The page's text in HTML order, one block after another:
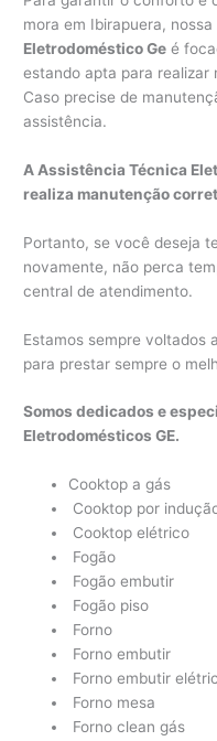
mora em Ibirapuera, nossa
Eletrodoméstico Ge é
estando apta para
Caso precise de
assistência.
A Assistência Técnica
realiza manutenção
Portanto, se você deseja
novamente, não perca
central de atendimento.
Estamos sempre voltados
para prestar sempre o
Somos dedicados e
Eletrodomésticos GE.
Cooktop a gás
Cooktop por
Cooktop elétrico
Fogão
Fogão embutir
Fogão piso
Forno
Forno embutir
Forno embutir
Forno mesa
Forno clean gás